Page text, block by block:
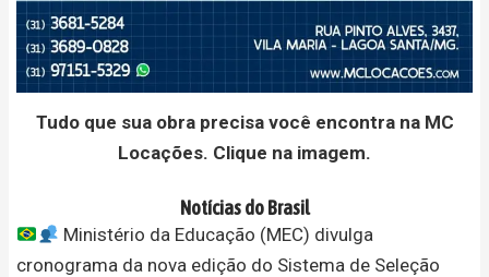
Tudo que sua obra precisa você encontra na MC
Locações. Clique na imagem.
Notícias do Brasil
Ministério da Educação (MEC) divulga
cronograma da nova edição do Sistema de Seleção